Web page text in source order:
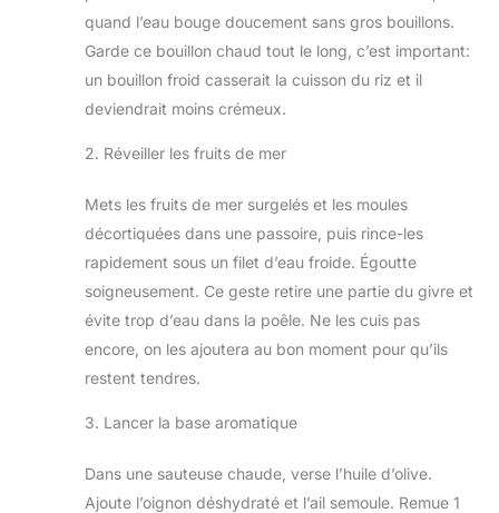
quand l’eau bouge doucement sans gros bouillons.
Garde ce bouillon chaud tout le long, c’est important:
un bouillon froid casserait la cuisson du riz et il
deviendrait moins crémeux.
2. Réveiller les fruits de mer
Mets les fruits de mer surgelés et les moules
décortiquées dans une passoire, puis rince-les
rapidement sous un filet d’eau froide. Égoutte
soigneusement. Ce geste retire une partie du givre et
évite trop d’eau dans la poêle. Ne les cuis pas
encore, on les ajoutera au bon moment pour qu’ils
restent tendres.
3. Lancer la base aromatique
Dans une sauteuse chaude, verse l’huile d’olive.
Ajoute l’oignon déshydraté et l’ail semoule. Remue 1